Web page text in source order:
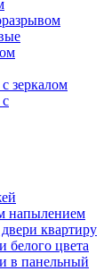
зеркалом
напылением
квартиру
белого цвета
в панельный